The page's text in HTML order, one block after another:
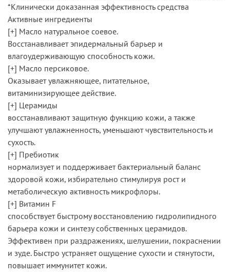
*Клинически доказанная эффективность средства
Активные ингредиенты
[+] Масло натуральное соевое.
Восстанавливает эпидермальный барьер и
влагоудерживающую способность кожи.
[+] Масло персиковое.
Оказывает увлажняющее, питательное,
витаминизирующее действие.
[+] Церамиды
восстанавливают защитную функцию кожи, а также
улучшают увлажненность, уменьшают чувствительность и
сухость.
[+] Пребиотик
нормализует и поддерживает бактериальный баланс
здоровой кожи, избирательно стимулируя рост и
метаболическую активность микрофлоры.
[+] Витамин F
способствует быстрому восстановлению гидролипидного
барьера кожи и синтезу собственных церамидов.
Эффективен при раздражениях, шелушении, покраснении
и зуде. Быстро устраняет ощущение сухости и стянутости,
повышает иммунитет кожи.